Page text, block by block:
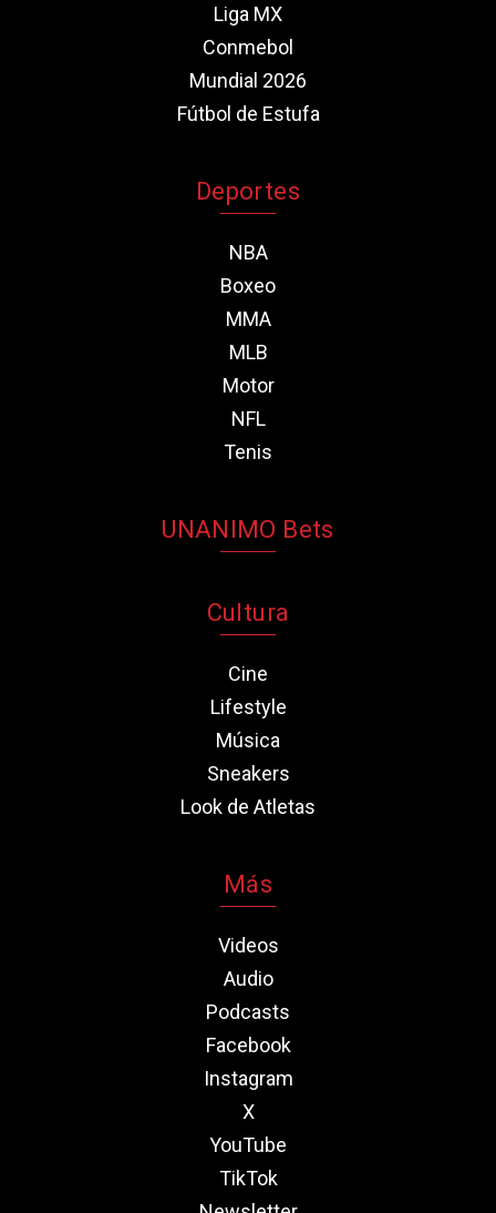
Liga MX
Conmebol
Mundial 2026
Fútbol de Estufa
Deportes
NBA
Boxeo
MMA
MLB
Motor
NFL
Tenis
UNANIMO Bets
Cultura
Cine
Lifestyle
Música
Sneakers
Look de Atletas
Más
Videos
Audio
Podcasts
Facebook
Instagram
X
YouTube
TikTok